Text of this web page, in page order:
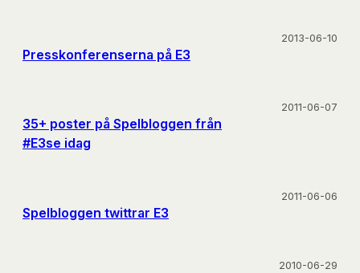
Presskonferenserna på E3
2013-06-10
35+ poster på Spelbloggen från
#E3se idag
2011-06-07
Spelbloggen twittrar E3
2011-06-06
2010-06-29